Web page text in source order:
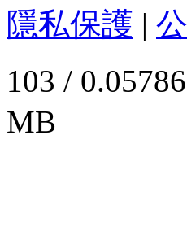
隱私保護 |
103 /
MB